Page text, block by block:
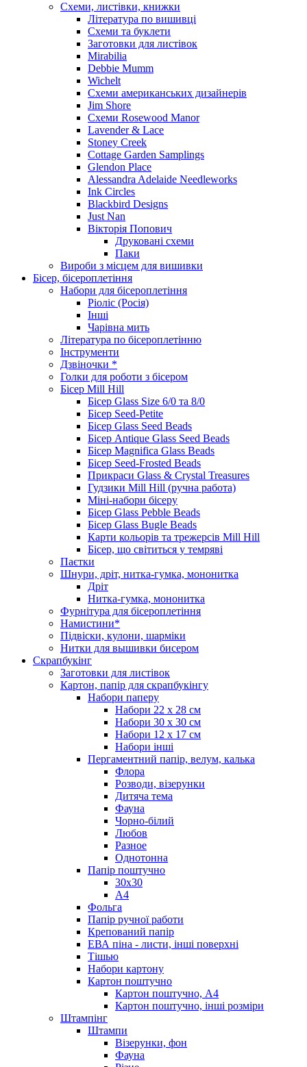
Схеми, листівки, книжки
Література по вишивці
Схеми та буклети
Заготовки для листівок
Mirabilia
Debbie Mumm
Wichelt
Схеми американських дизайнерів
Jim Shore
Cхеми Rosewood Manor
Lavender & Lace
Stoney Creek
Cottage Garden Samplings
Glendon Place
Alessandra Adelaide Needleworks
Ink Circles
Blackbird Designs
Just Nan
Вікторія Попович
Друковані схеми
Паки
Вироби з місцем для вишивки
Бісер, бісероплетіння
Набори для бісероплетіння
Ріоліс (Росія)
Інші
Чарівна мить
Література по бісероплетінню
Інструменти
Дзвіночки *
Голки для роботи з бісером
Бісер Mill Hill
Бісер Glass Size 6/0 та 8/0
Бісер Seed-Petite
Бісер Glass Seed Beads
Бісер Antique Glass Seed Beads
Бісер Magnifica Glass Beads
Бісер Seed-Frosted Beads
Прикраси Glass & Crystal Treasures
Гудзики Mill Hill (ручна работа)
Міні-набори бісеру
Бісер Glass Pebble Beads
Бісер Glass Bugle Beads
Карти кольорів та трежерсів Mill Hill
Бісер, що світиться у темряві
Паєтки
Шнури, дріт, нитка-гумка, мононитка
Дріт
Нитка-гумка, мононитка
Фурнітура для бісероплетіння
Намистини*
Підвіски, кулони, шарміки
Нитки для вышивки бисером
Скрапбукінг
Заготовки для листівок
Картон, папір для скрапбукінгу
Набори паперу
Набори 22 х 28 см
Набори 30 х 30 см
Набори 12 х 17 см
Набори інші
Пергаментний папір, велум, калька
Флора
Розводи, візерунки
Дитяча тема
Фауна
Чорно-білий
Любов
Разное
Однотонна
Папір поштучно
30х30
А4
Фольга
Папір ручної работи
Крепований папір
ЕВА піна - листи, інші поверхні
Тішью
Набори картону
Картон поштучно
Картон поштучно, А4
Картон поштучно, інші розміри
Штампінг
Штампи
Візерунки, фон
Фауна